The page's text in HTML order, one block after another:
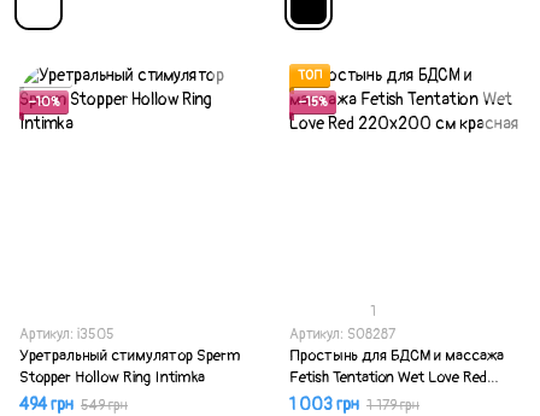
Акция
−10%
Артикул: i3505
Уретральный стимулятор Sperm
Stopper Hollow Ring Intimka
494 грн 549 грн
ТОП
−15%
1
Артикул: SO8287
Простынь для БДСМ и массажа
Fetish Tentation Wet Love Red
220x200 см красная
1 003 грн 1 179 грн